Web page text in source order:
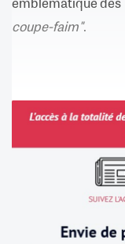
coupe-faim".